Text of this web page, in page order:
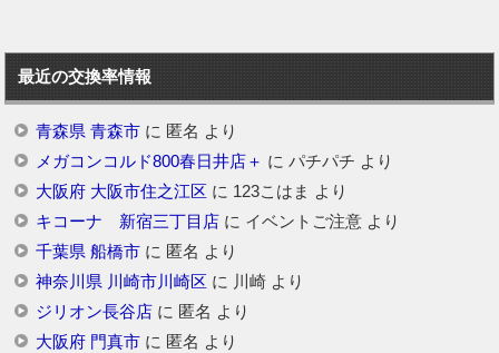
最近の交換率情報
青森県 青森市に 匿名 より
メガコンコルド800春日井店＋ に パチパチ より
大阪府 大阪市住之江区 に 123こはま より
キコーナ 新宿三丁目店に イベントご注意より
千葉県 船橋市に 匿名 より
神奈川県 川崎市川崎区 に 川崎より
ジリオン長谷店に 匿名 より
大阪府 門真市に 匿名 より